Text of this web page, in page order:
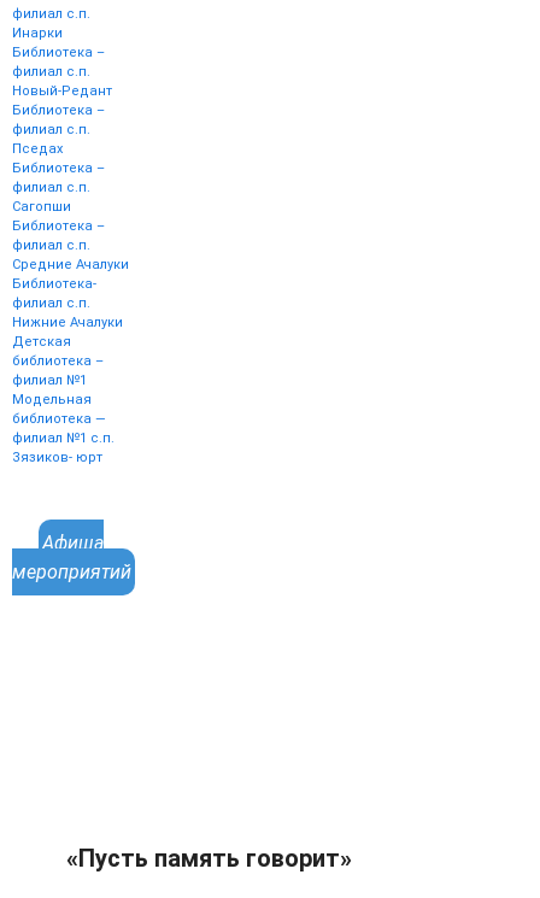
филиал с.п.
Инарки
Библиотека –
филиал с.п.
Новый-Редант
Библиотека –
филиал с.п.
Пседах
Библиотека –
филиал с.п.
Сагопши
Библиотека –
филиал с.п.
Средние Ачалуки
Библиотека-
филиал с.п.
Нижние Ачалуки
Детская
библиотека –
филиал №1
Модельная
библиотека —
филиал №1 с.п.
Зязиков- юрт
Афиша
мероприятий
«Пусть память говорит»